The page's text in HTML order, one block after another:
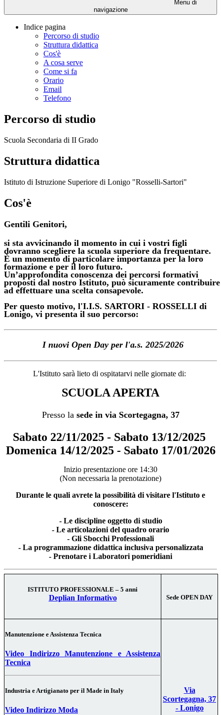
Menu di
navigazione
Indice pagina
Percorso di studio
Struttura didattica
Cos'è
A cosa serve
Come si fa
Orario
Email
Telefono
Percorso di studio
Scuola Secondaria di II Grado
Struttura didattica
Istituto di Istruzione Superiore di Lonigo "Rosselli-Sartori"
Cos'è
Gentili Genitori,
si sta avvicinando il momento in cui i vostri figli
dovranno scegliere la scuola superiore da frequentare.
È un momento di particolare importanza per la loro
formazione e per il loro futuro.
Un’approfondita conoscenza dei percorsi formativi
proposti dal nostro Istituto, può sicuramente contribuire
ad effettuare una scelta consapevole.
Per questo motivo, l'I.I.S. SARTORI - ROSSELLI di
Lonigo, vi presenta il suo percorso:
I nuovi Open Day per l'a.s. 2025/2026
L'Istituto sarà lieto di ospitatarvi nelle giornate di:
SCUOLA APERTA
Presso la sede in via Scortegagna, 37
Sabato 22/11/2025 - Sabato 13/12/2025
Domenica 14/12/2025 - Sabato 17/01/2026
Inizio presentazione ore 14:30
(Non necessaria la prenotazione)
Durante le quali avrete la possibilità di visitare l'Istituto e
conoscere:
- Le discipline oggetto di studio
- Le articolazioni del quadro orario
- Gli Sbocchi Professionali
- La programmazione didattica inclusiva personalizzata
- Prenotare i Laboratori pomeridiani
ISTITUTO PROFESSIONALE – 5 anni
Deplian Informativo Sede OPEN DAY
Manutenzione e Assistenza Tecnica
Video Indirizzo Manutenzione e Assistenza
Tecnica
Industria e Artigianato per il Made in Italy
Video Indirizzo Moda
Via
Scortegagna, 37
- Lonigo